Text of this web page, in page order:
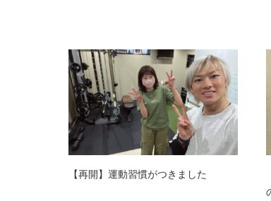
【再開】運動習慣がつきました